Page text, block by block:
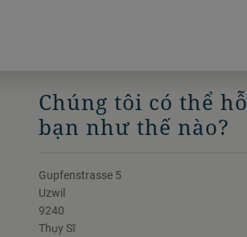
Chúng tôi có thể
bạn như thế nào?
Gupfenstrasse 5
Uzwil
9240
Thụy Sĩ